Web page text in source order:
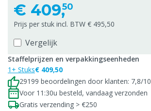
€ 409,50
Prijs per stuk incl. BTW € 495,50
Vergelijk
Staffelprijzen en verpakkingseenheden
1+ Stuks€ 409,50
29199 beoordelingen door klanten: 7,8/10
Voor 11:30u besteld, vandaag verzonden
Gratis verzending > €250